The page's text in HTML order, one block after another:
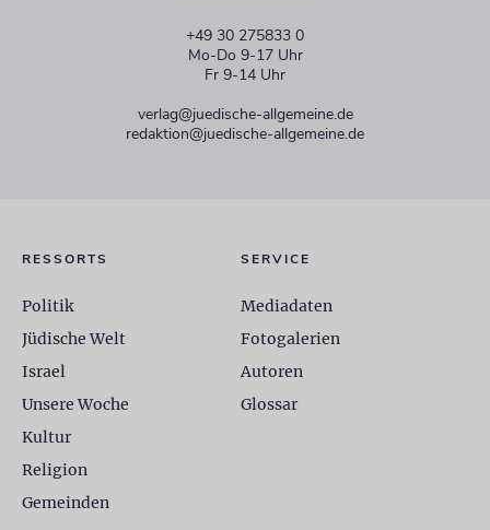
+49 30 275833 0
Mo-Do 9-17 Uhr
Fr 9-14 Uhr
verlag@juedische-allgemeine.de
redaktion@juedische-allgemeine.de
RESSORTS
Politik
Jüdische Welt
Israel
Unsere Woche
Kultur
Religion
Gemeinden
SERVICE
Mediadaten
Fotogalerien
Autoren
Glossar